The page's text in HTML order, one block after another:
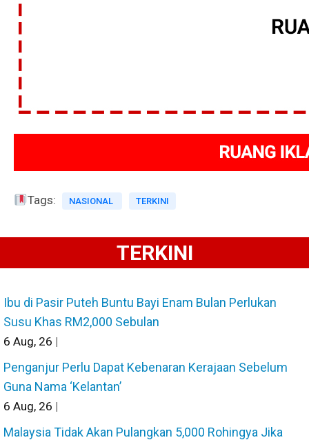
Tags: NASIONAL TERKINI
TERKINI
Ibu di Pasir Puteh Buntu Bayi Enam Bulan Perlukan
Susu Khas RM2,000 Sebulan
6 Aug, 26 |
Penganjur Perlu Dapat Kebenaran Kerajaan Sebelum
Guna Nama ‘Kelantan’
6 Aug, 26 |
Malaysia Tidak Akan Pulangkan 5,000 Rohingya Jika